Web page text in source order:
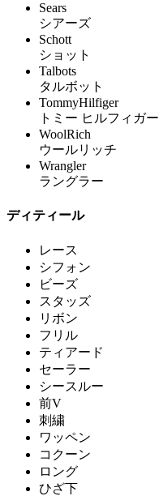
Sears
シアーズ
Schott
ショット
Talbots
タルボット
TommyHilfiger
トミー ヒルフィガー
WoolRich
ウールリッチ
Wrangler
ラングラー
ディティール
レース
シフォン
ビーズ
スタッズ
リボン
フリル
ティアード
セーラー
シースルー
前V
刺繍
ワッペン
コクーン
ロング
ひざ下